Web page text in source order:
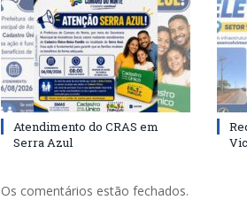
Atendimento do CRAS em
Serra Azul
Os comentários estão fechados.